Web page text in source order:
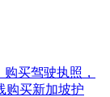
买驾驶执照，
购买新加坡护